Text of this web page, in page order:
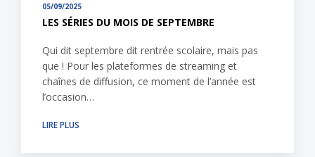
05/09/2025
LES SÉRIES DU MOIS DE SEPTEMBRE
Qui dit septembre dit rentrée scolaire, mais pas
que ! Pour les plateformes de streaming et
chaînes de diffusion, ce moment de l’année est
l’occasion…
LIRE PLUS